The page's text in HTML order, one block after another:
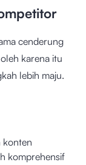
cenderung
karena itu
lebih maju.
konten
komprehensif